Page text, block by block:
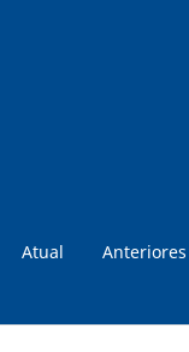
Atual Anteriores